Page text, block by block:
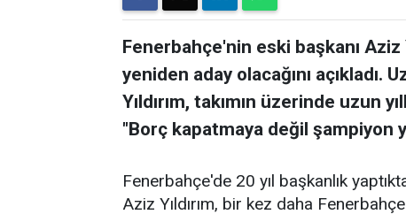
Fenerbahçe'nin eski başkanı Aziz
yeniden aday olacağını açıkladı.
Yıldırım, takımın üzerinde uzun
"Borç kapatmaya değil şampiyon
Fenerbahçe'de 20 yıl başkanlık
Aziz Yıldırım, bir kez daha